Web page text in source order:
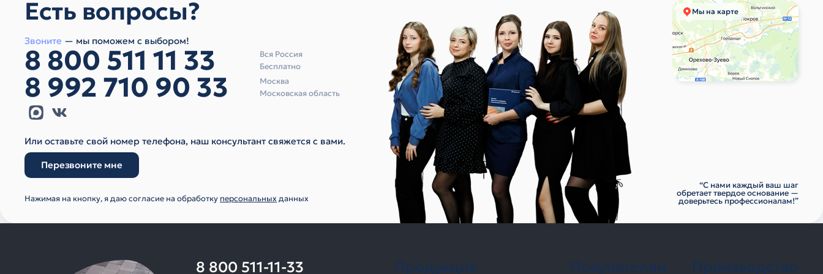
Есть вопросы?
Звоните — мы поможем с выбором!
8 800 511 11 33
Вся Россия
Бесплатно
8 992 710 90 33
Москва
Московская область
Или оставьте свой номер телефона, наш консультант свяжется с вами.
Перезвоните мне
Нажимая на кнопку, я даю согласие на обработку персональныхданных
Мы на карте
“С нами каждый ваш шаг
обретает твердое основание —
доверьтесь профессионалам!”
8 800 511-11-33
Продукция Покупателям Производство